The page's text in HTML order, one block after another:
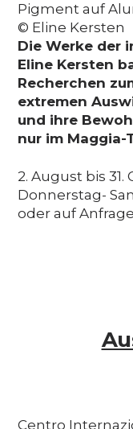
Pigment auf
© Eline Kersten
Die Werke der
Eline Kersten
Recherchen
extremen
und ihre
nur im
2. August bis 31.
Donnerstag-
oder auf Anfrage
Centro